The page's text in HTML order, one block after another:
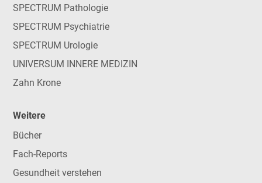
SPECTRUM Pathologie
SPECTRUM Psychiatrie
SPECTRUM Urologie
UNIVERSUM INNERE MEDIZIN
Zahn Krone
Weitere
Bücher
Fach-Reports
Gesundheit verstehen